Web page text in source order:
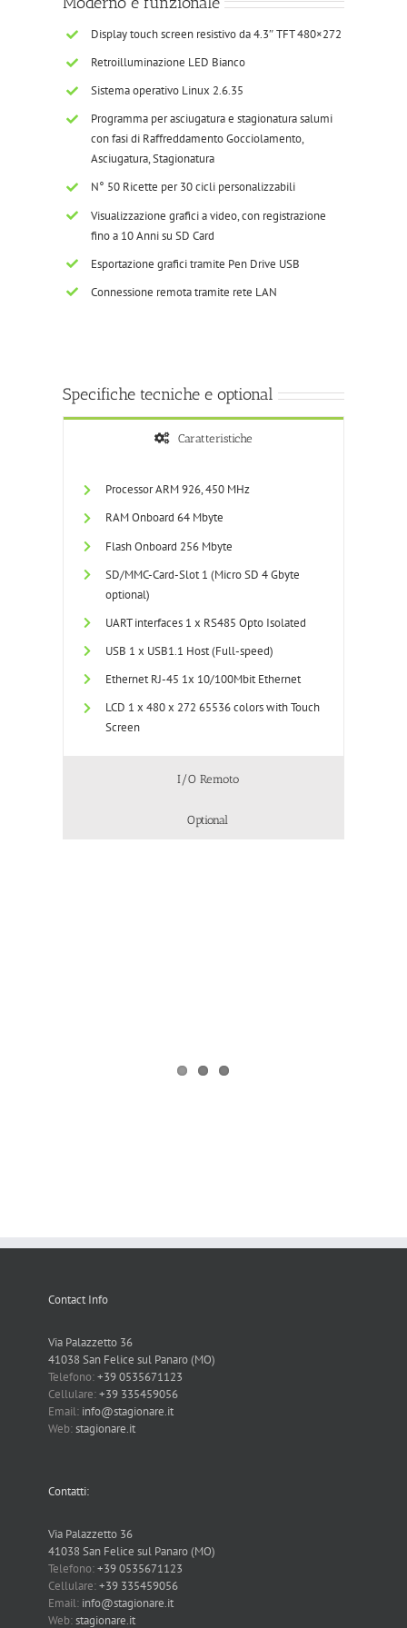
Display touch screen resistivo da 4.3″ TFT 480×272
Retroilluminazione LED Bianco
Sistema operativo Linux 2.6.35
Programma per asciugatura e stagionatura salumi
con fasi di Raffreddamento Gocciolamento,
Asciugatura, Stagionatura
N° 50 Ricette per 30 cicli personalizzabili
Visualizzazione grafici a video, con registrazione
fino a 10 Anni su SD Card
Esportazione grafici tramite Pen Drive USB
Connessione remota tramite rete LAN
Specifiche tecniche e optional
Caratteristiche
Processor ARM 926, 450 MHz
RAM Onboard 64 Mbyte
Flash Onboard 256 Mbyte
SD/MMC-Card-Slot 1 (Micro SD 4 Gbyte
optional)
UART interfaces 1 x RS485 Opto Isolated
USB 1 x USB1.1 Host (Full-speed)
Ethernet RJ-45 1x 10/100Mbit Ethernet
LCD 1 x 480 x 272 65536 colors with Touch
Screen
I/O Remoto
Optional
Contact Info
Via Palazzetto 36
41038 San Felice sul Panaro (MO)
Telefono:+39 0535671123
Cellulare:+39 335459056
Email: info@stagionare.it
Web:stagionare.it
Contatti:
Via Palazzetto 36
41038 San Felice sul Panaro (MO)
Telefono:+39 0535671123
Cellulare:+39 335459056
Email: info@stagionare.it
Web:stagionare.it